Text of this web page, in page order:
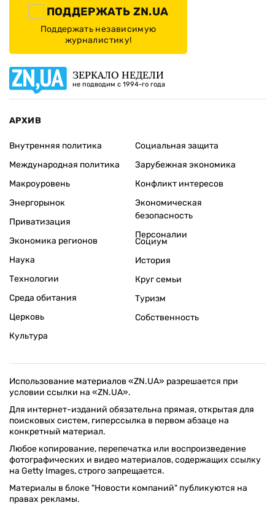
ПОДДЕРЖАТЬ ZN.UA
Поддержать независимую
журналистику!
ЗЕРКАЛО НЕДЕЛИ
не подводим с 1994-го года
АРХИВ
Внутренняя политика
Международная политика
Макроуровень
Энергорынок
Приватизация
Экономика регионов
Социальная защита
Зарубежная экономика
Конфликт интересов
Экономическая
безопасность
Персоналии
Наука
Технологии
Среда обитания
Церковь
Культура
Социум
История
Круг семьи
Туризм
Собственность
Использование материалов «ZN.UA» разрешается при
условии ссылки на «ZN.UA».
Для интернет-изданий обязательна прямая, открытая для
поисковых систем, гиперссылка в первом абзаце на
конкретный материал.
Любое копирование, перепечатка или воспроизведение
фотографических и видео материалов, содержащих ссылку
на Getty Images, строго запрещается.
Материалы в блоке "Новости компаний" публикуются на
правах рекламы.